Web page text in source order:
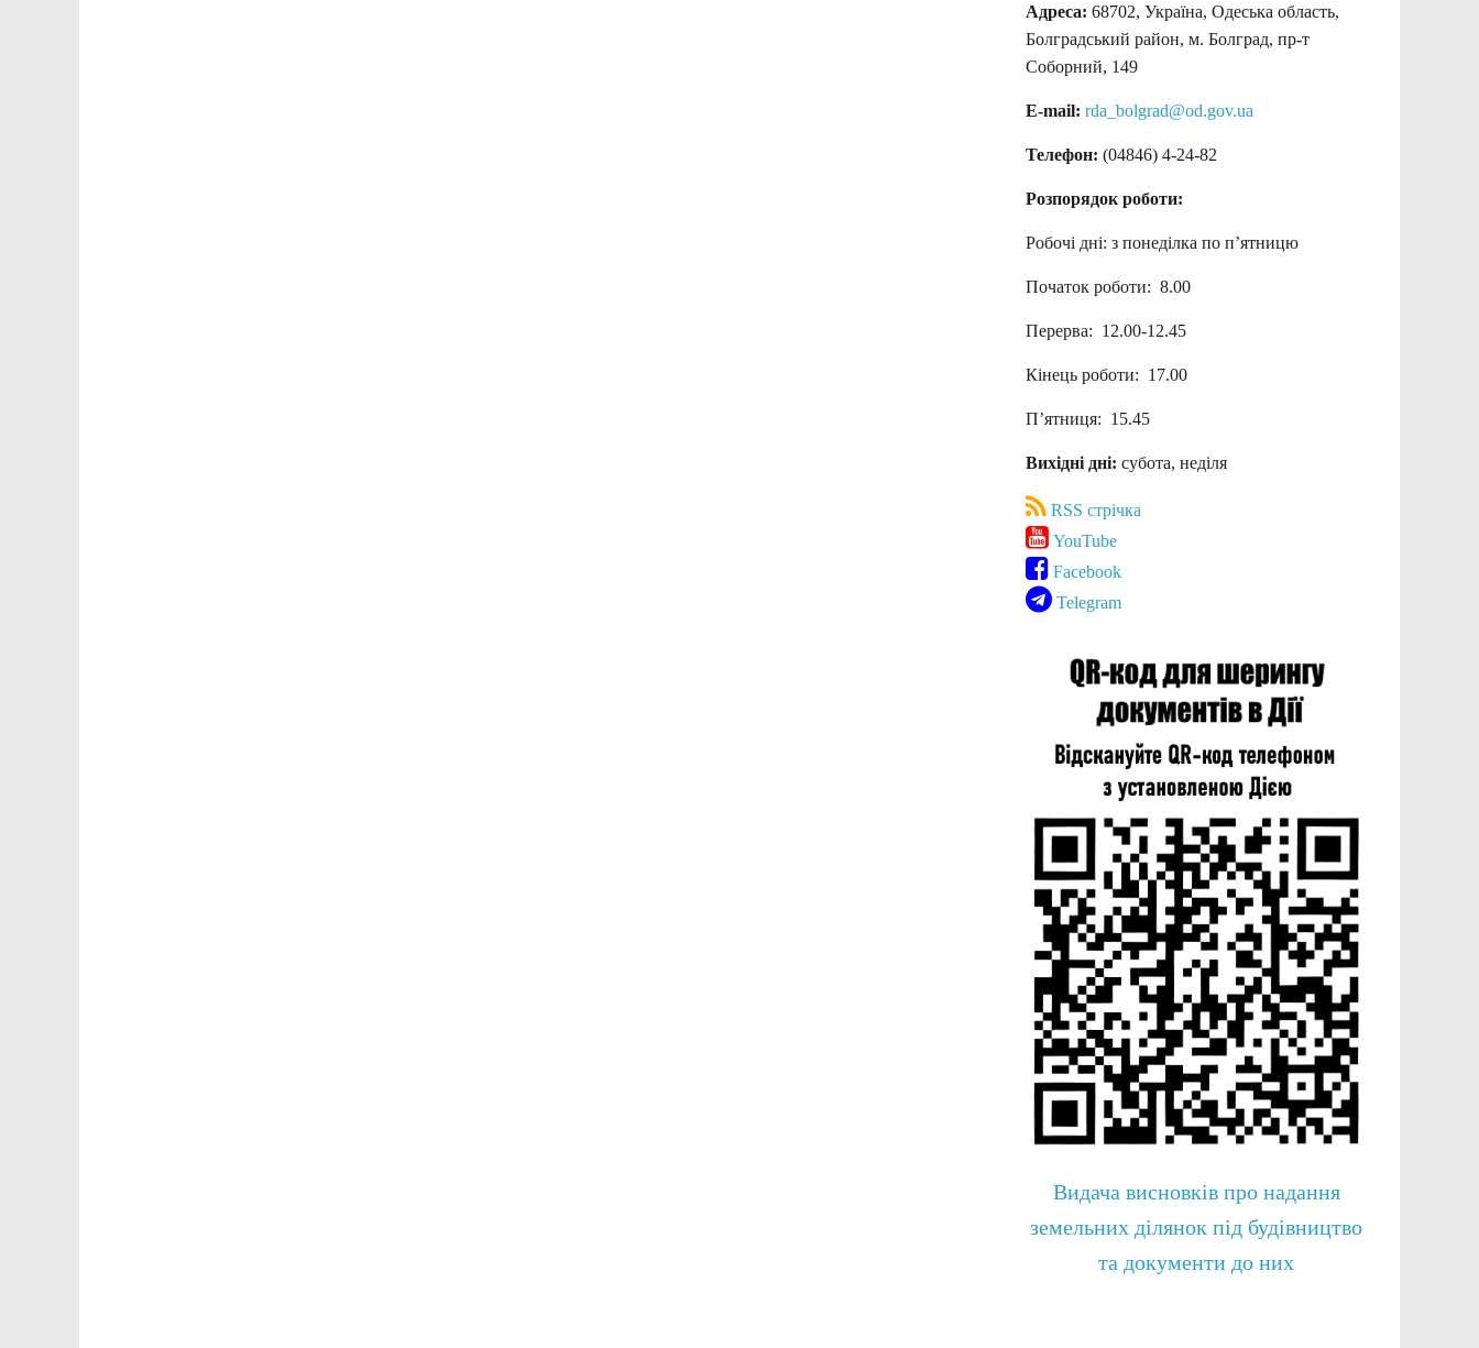
Адреса: 68702, Україна, Одеська область,
Болградський район, м. Болград, пр-т
Соборний, 149
E-mail: rda_bolgrad@od.gov.ua
Телефон: (04846) 4-24-82
Розпорядок роботи:
Робочі дні: з понеділка по п’ятницю
Початок роботи: 8.00
Перерва: 12.00-12.45
Кінець роботи: 17.00
П’ятниця: 15.45
Вихідні дні: субота, неділя
RSS стрічка
YouTube
Facebook
Telegram
Видача висновків про надання
земельних ділянок під будівництво
та документи до них